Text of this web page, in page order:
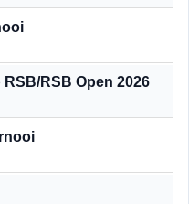
RSB Open 2026